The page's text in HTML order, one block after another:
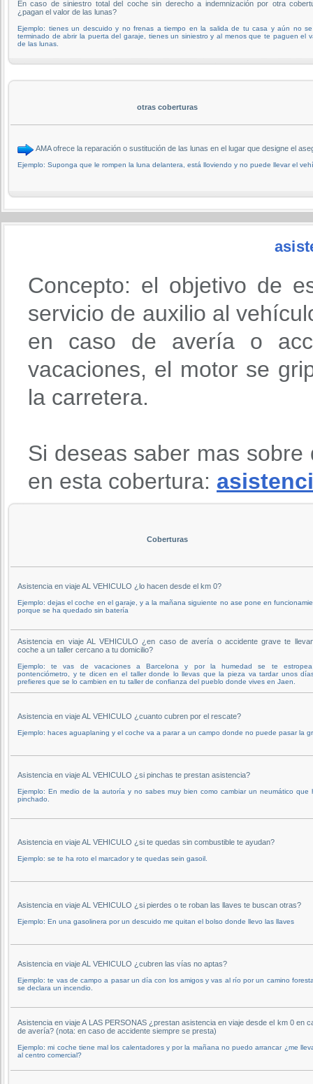
En caso de siniestro total del coche sin derecho a indemnización por otra
¿pagan el valor de las lunas?
Ejemplo: tienes un descuido y no frenas a tiempo en la salida de tu casa y aún no
terminado de abrir la puerta del garaje, tienes un siniestro y al menos que te paguen el
de las lunas.
otras coberturas
AMA ofrece la reparación o sustitución de las lunas en el lugar que designe el
Ejemplo: Suponga que le rompen la luna delantera, está lloviendo y no puede llevar el
Concepto: el objetivo de
servicio de auxilio al
en caso de avería o
vacaciones, el motor se
la carretera.
Si deseas saber mas
en esta cobertura:
Coberturas
Asistencia en viaje AL VEHICULO ¿lo hacen desde el km 0?
Ejemplo: dejas el coche en el garaje, y a la mañana siguiente no ase pone en
porque se ha quedado sin batería
Asistencia en viaje AL VEHICULO ¿en caso de avería o accidente grave te
coche a un taller cercano a tu domicilio?
Ejemplo: te vas de vacaciones a Barcelona y por la humedad se te
pontenciómetro, y te dicen en el taller donde lo llevas que la pieza va tardar unos
prefieres que se lo cambien en tu taller de confianza del pueblo donde vives en Jaen.
Asistencia en viaje AL VEHICULO ¿cuanto cubren por el rescate?
Ejemplo: haces aguaplaning y el coche va a parar a un campo donde no puede pasar la
Asistencia en viaje AL VEHICULO ¿si pinchas te prestan asistencia?
Ejemplo: En medio de la autoría y no sabes muy bien como cambiar un neumático que
pinchado.
Asistencia en viaje AL VEHICULO ¿si te quedas sin combustible te ayudan?
Ejemplo: se te ha roto el marcador y te quedas sein gasoil.
Asistencia en viaje AL VEHICULO ¿si pierdes o te roban las llaves te buscan otras?
Ejemplo: En una gasolinera por un descuido me quitan el bolso donde llevo las llaves
Asistencia en viaje AL VEHICULO ¿cubren las vías no aptas?
Ejemplo: te vas de campo a pasar un día con los amigos y vas al río por un camino
se declara un incendio.
Asistencia en viaje A LAS PERSONAS ¿prestan asistencia en viaje desde el km 0 en
de avería? (nota: en caso de accidente siempre se presta)
Ejemplo: mi coche tiene mal los calentadores y por la mañana no puedo arrancar ¿me
al centro comercial?